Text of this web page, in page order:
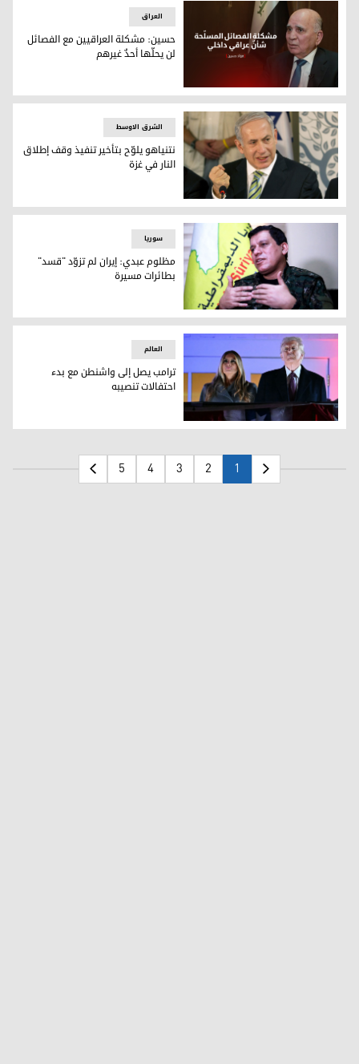
فؤاد حسين
العراق
حسين: مشكلة العراقيين مع الفصائل
لن يحلّها أحدٌ غيرهم
نتنياهو
الشرق الاوسط
نتنياهو يلوّح بتأخير تنفيذ وقف إطلاق
النار في غزة
مظلوم عبدي
سوریا
مظلوم عبدي: إيران لم تزوّد "قسد"
بطائرات مسيرة
ترامب برفقة زوجته ميلانيا
العالم
ترامب يصل إلى واشنطن مع بدء
احتفالات تنصيبه
1
2
3
4
5